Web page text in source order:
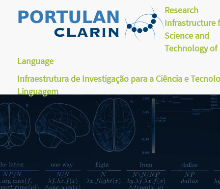
Research
Infrastructure
Science and
Technology of
Language
Infraestrutura de Investigação para a Ciência e
Linguagem